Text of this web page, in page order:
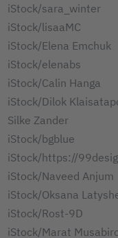
iStock/sara_winter
iStock/lisaaMC
iStock/Elena Emchuk
iStock/elenabs
iStock/Calin Hanga
iStock/Dilok
Silke Zander
iStock/bgblue
iStock/https://
iStock/Naveed Anjum
iStock/Oksana
iStock/Rost-9D
iStock/Marat